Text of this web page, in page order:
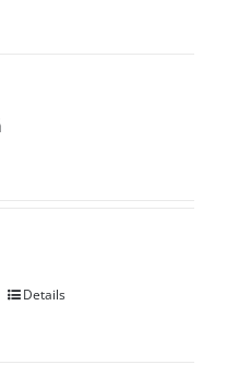
Details